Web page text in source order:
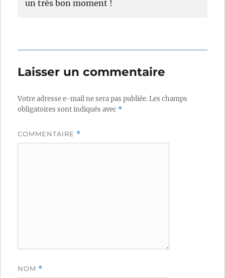
un très bon moment !
Laisser un commentaire
Votre adresse e-mail ne sera pas publiée.Les champs
obligatoires sont indiqués avec *
COMMENTAIRE *
NOM *